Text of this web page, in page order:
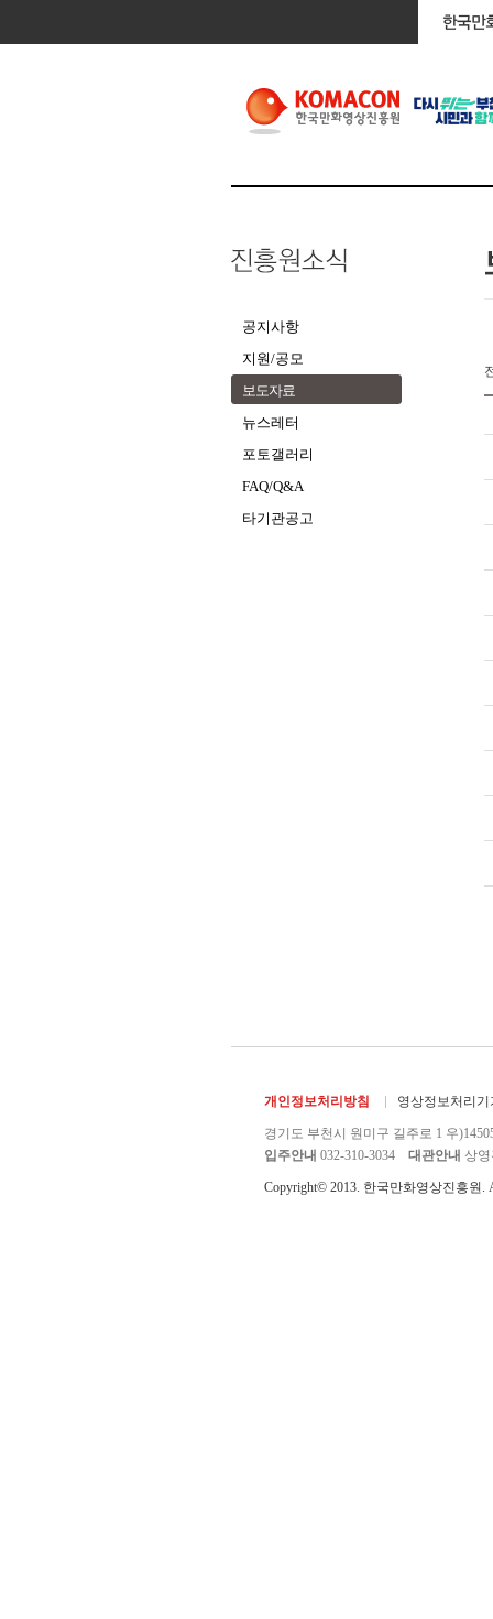
공지사항
지원/공모
보도자료
뉴스레터
포토갤러리
FAQ/Q&A
타기관공고
개인정보처리방침 영상정보처리기
경기도 부천시 원미구 길주로 1 우
입주안내 032-310-3034 대관안내 상영
Copyright© 2013. 한국만화영상진흥원.